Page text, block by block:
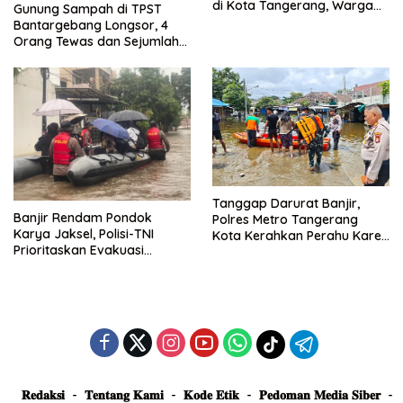
Gunung Sampah di TPST
Bantargebang Longsor, 4
Orang Tewas dan Sejumlah
di Kota Tangerang, Warga
Banjir Rendam Pondok
Karya Jaksel, Polisi-TNI
Prioritaskan Evakuasi
Tanggap Darurat Banjir,
Polres Metro Tangerang
Kota Kerahkan Perahu Karet
𝐑𝐞𝐝𝐚𝐤𝐬𝐢 𝐓𝐞𝐧𝐭𝐚𝐧𝐠 𝐊𝐚𝐦𝐢 𝐊𝐨𝐝𝐞 𝐄𝐭𝐢𝐤 𝐏𝐞𝐝𝐨𝐦𝐚𝐧 𝐌𝐞𝐝𝐢𝐚 𝐒𝐢𝐛𝐞𝐫